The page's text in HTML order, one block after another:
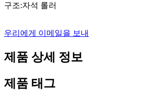
구조:자석 롤러
우리에게 이메일을 보내
제품 상세 정보
제품 태그